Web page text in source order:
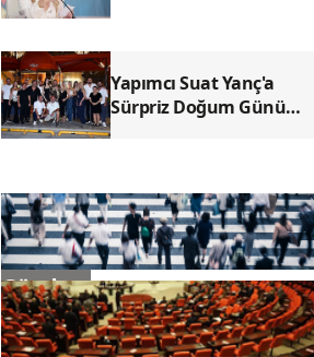
Yapımcı Suat Yanç'a
Sürpriz Doğum Günü
Gündem